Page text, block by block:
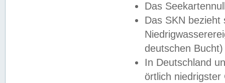
Das
Das SKN
deutschen
In Deutschland
örtlich